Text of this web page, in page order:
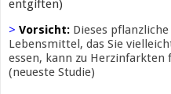
entgiften)
> Vorsicht: Dieses pflanzliche
Lebensmittel, das Sie
essen, kann zu Herzinfarkten
(neueste Studie)